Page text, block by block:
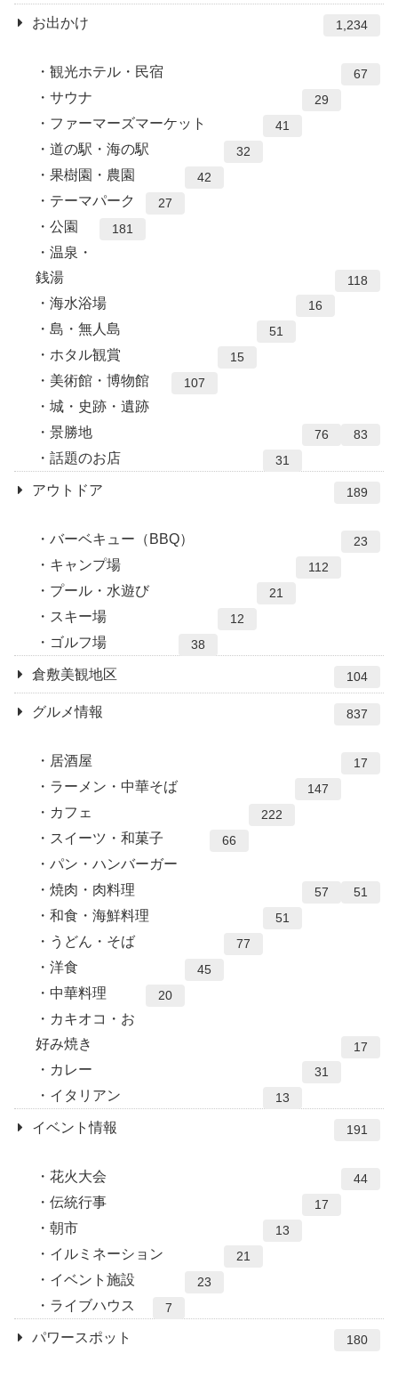
お出かけ 1,234
観光ホテル・民宿 67
サウナ 29
ファーマーズマーケット 41
道の駅・海の駅 32
果樹園・農園 42
テーマパーク 27
公園 181
温泉・
銭湯
118
海水浴場 16
島・無人島 51
ホタル観賞 15
美術館・博物館 107
城・史跡・遺跡
83
景勝地 76
話題のお店 31
アウトドア 189
バーベキュー（BBQ） 23
キャンプ場 112
プール・水遊び 21
スキー場 12
ゴルフ場 38
倉敷美観地区 104
グルメ情報 837
居酒屋 17
ラーメン・中華そば 147
カフェ 222
スイーツ・和菓子 66
パン・ハンバーガー
51
焼肉・肉料理 57
和食・海鮮料理 51
うどん・そば 77
洋食 45
中華料理 20
カキオコ・お
好み焼き
17
カレー 31
イタリアン 13
イベント情報 191
花火大会 44
伝統行事 17
朝市 13
イルミネーション 21
イベント施設 23
ライブハウス 7
パワースポット 180